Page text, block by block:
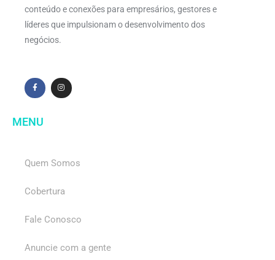
conteúdo e conexões para empresários, gestores e
líderes que impulsionam o desenvolvimento dos
negócios.
MENU
Quem Somos
Cobertura
Fale Conosco
Anuncie com a gente